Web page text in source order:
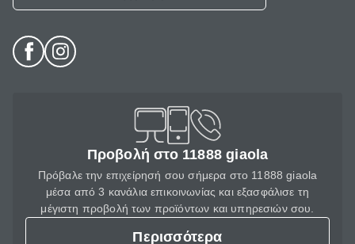
Προβολή στο 11888 giaola
Πρόβαλε την επιχείρησή σου σήμερα στο 11888 giaola
μέσα από 3 κανάλια επικοινωνίας και εξασφάλισε τη
μέγιστη προβολή των προϊόντων και υπηρεσιών σου.
Περισσότερα